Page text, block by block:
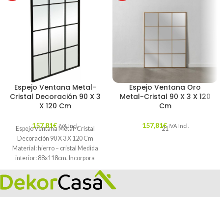
Espejo Ventana Metal-
Cristal Decoración 90 X 3
X 120 Cm
157,81€ IVA Incl.
Espejo Ventana Metal-Cristal
Decoración 90 X 3 X 120 Cm
Material: hierro – cristal Medida
interior: 88x118cm. Incorpora
anillas para
Espejo Ventana Oro
Metal-Cristal 90 X 3 X 120
Cm
157,81€ IVA Incl.
21